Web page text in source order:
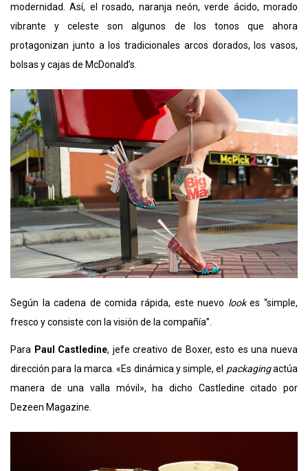
modernidad. Así, el rosado, naranja neón, verde ácido, morado
vibrante y celeste son algunos de los tonos que ahora
protagonizan junto a los tradicionales arcos dorados, los vasos,
bolsas y cajas de McDonald’s.
Según la cadena de comida rápida, este nuevo lookes “simple,
fresco y consiste con la visión de la compañía”.
Para Paul Castledine, jefe creativo de Boxer, esto es una nueva
dirección para la marca. «Es dinámica y simple, el packagingactúa
manera de una valla móvil», ha dicho Castledine citado por
Dezeen Magazine.